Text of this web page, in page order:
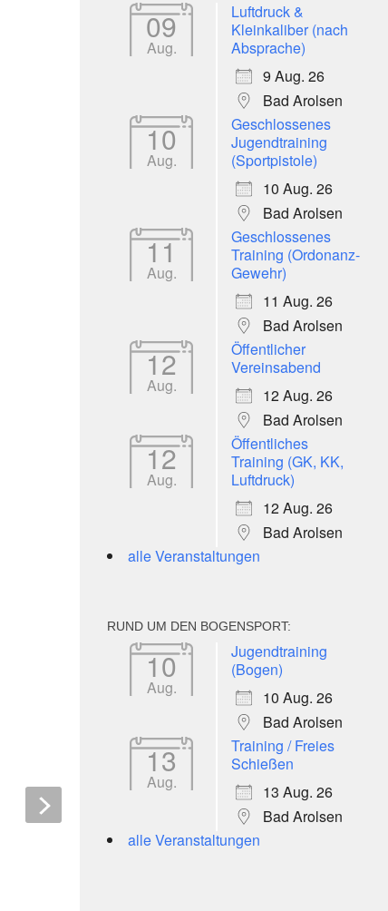
Frese und Hensche mit Top
Kluß,
mit starker
1. JUNI 2015
09
Aug.
Luftdruck &
Kleinkaliber (nach
Absprache)
9 Aug. 26
Bad Arolsen
10
Aug.
Geschlossenes
Jugendtraining
(Sportpistole)
10 Aug. 26
Bad Arolsen
11
Aug.
Geschlossenes
Training (Ordonanz-
Gewehr)
11 Aug. 26
Bad Arolsen
12
Aug.
Öffentlicher
Vereinsabend
12 Aug. 26
Bad Arolsen
12
Aug.
Öffentliches
Training (GK, KK,
Luftdruck)
12 Aug. 26
Bad Arolsen
alle Veranstaltungen
RUND UM DEN BOGENSPORT:
10
Aug.
Jugendtraining
(Bogen)
10 Aug. 26
Bad Arolsen
13
Aug.
Training / Freies
Schießen
13 Aug. 26
Bad Arolsen
alle Veranstaltungen